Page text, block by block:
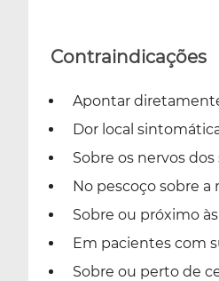
Contraindicações
Apontar
Dor local
Sobre os nervos
No pescoço sobre a
Sobre ou próximo
Em pacientes com
Sobre ou perto de